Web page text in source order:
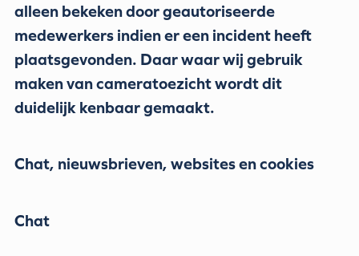
alleen bekeken door geautoriseerde
medewerkers indien er een incident heeft
plaatsgevonden. Daar waar wij gebruik
maken van cameratoezicht wordt dit
duidelijk kenbaar gemaakt.
Chat, nieuwsbrieven, websites en cookies
Chat